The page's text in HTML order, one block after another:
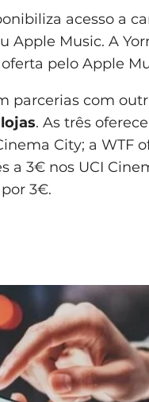
acesso a
Apple Music. A
pelo Apple
parcerias com
. As três
City; a WTF
a 3€ nos UCI
3€.